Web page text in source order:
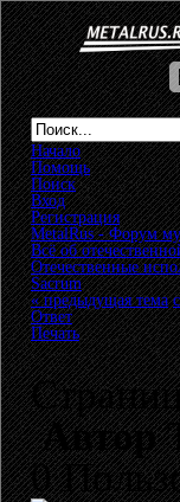
Начало
Помощь
Поиск
Вход
Регистрация
MetalRus - Форум
Всё об
Отечественные
Sacrum
« предыдущая тема
Ответ
Печать
Автор
0